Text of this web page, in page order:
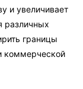
и увеличивает
различных
границы
коммерческой